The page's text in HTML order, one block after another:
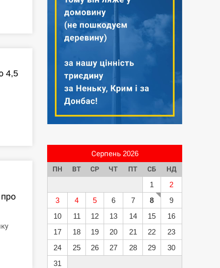
4,5
Серпень 2026
ПН ВТ СР ЧТ ПТ СБ НД
1
2
3
4 5 6 7 8
9
10
11 12 13 14 15
16
17
18 19 20 21 22
23
24
25 26 27 28 29
30
31